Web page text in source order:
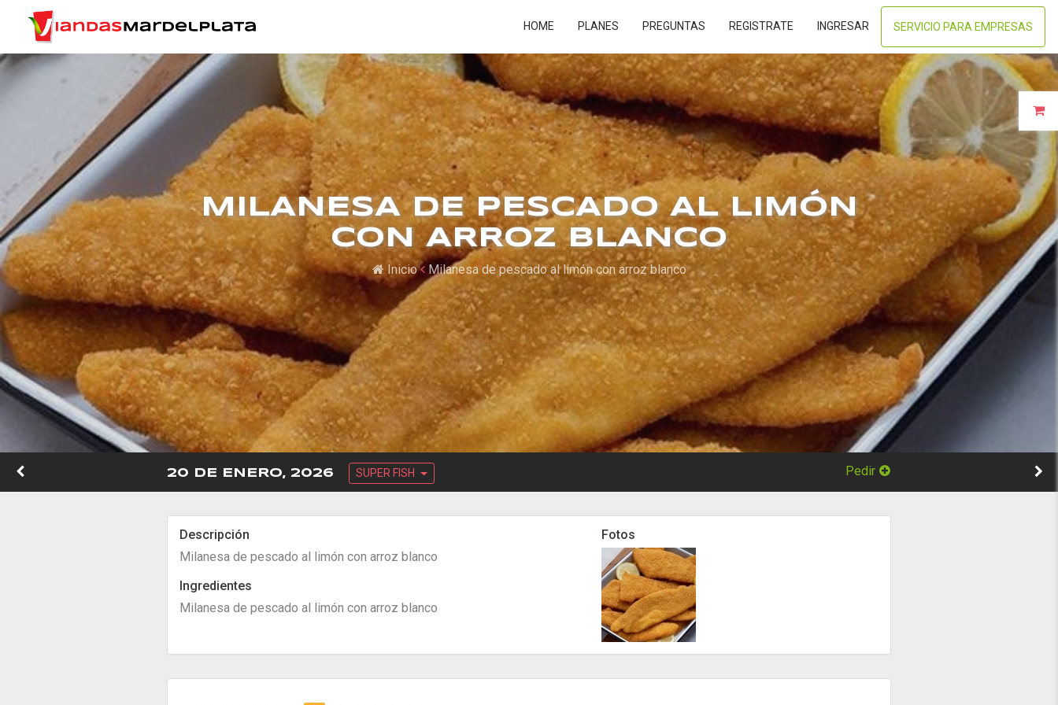
HOME PLANES PREGUNTAS REGISTRATE INGRESAR SERVICIO PARA EMPRESAS
MILANESA DE PESCADO AL LIMÓN
CON ARROZ BLANCO
Inicio Milanesa de pescado al limón con arroz blanco
20 DE ENERO, 2026 SUPER FISH Pedir
Descripción
Milanesa de pescado al limón con arroz blanco
Ingredientes
Milanesa de pescado al limón con arroz blanco
Fotos